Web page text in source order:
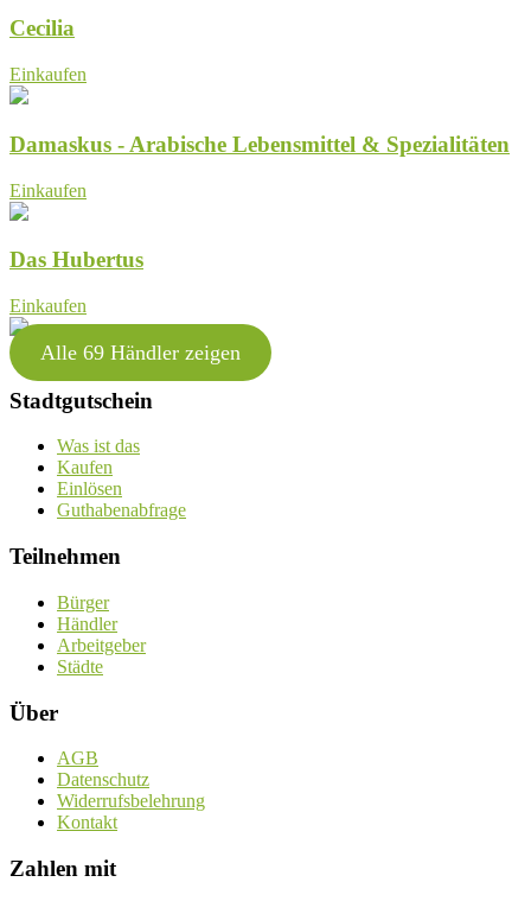
Cecilia
Einkaufen
Damaskus - Arabische Lebensmittel & Spezialitäten
Einkaufen
Das Hubertus
Einkaufen
Alle 69 Händler zeigen
Stadtgutschein
Was ist das
Kaufen
Einlösen
Guthabenabfrage
Teilnehmen
Bürger
Händler
Arbeitgeber
Städte
Über
AGB
Datenschutz
Widerrufsbelehrung
Kontakt
Zahlen mit